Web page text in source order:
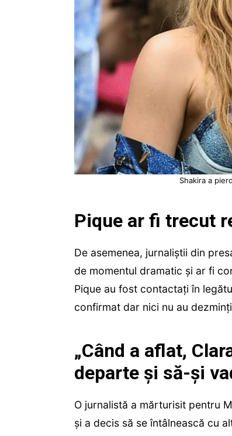
Shakira a
Pique ar fi trecut
De asemenea, jurnaliștii din
de momentul dramatic și ar fi
Pique au fost contactați în
confirmat dar nici nu au
„Când a aflat,
departe și să-și
O jurnalistă a mărturisit pentru
și a decis să se întâlnească cu